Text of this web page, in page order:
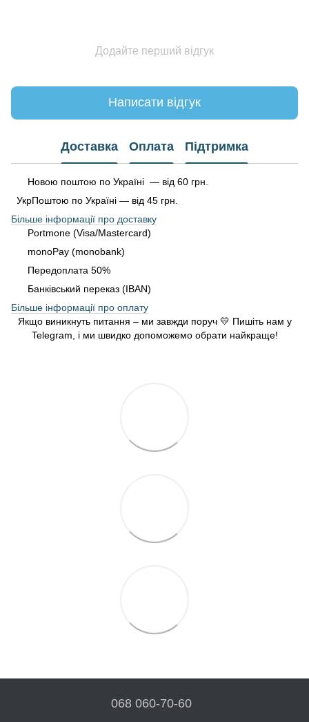
Додайте перший відгук
Написати відгук
Доставка Оплата Підтримка
Новою поштою по Україні — від 60 грн.
УкрПоштою по Україні — від 45 грн.
Більше інформації про доставку
Portmone (Visa/Mastercard)
monoPay (monobank)
Передоплата 50%
Банківський переказ (IBAN)
Більше інформації про оплату
Якщо виникнуть питання – ми завжди поруч 💛 Пишіть нам у
Telegram, і ми швидко допоможемо обрати найкраще!
068 060-70-60